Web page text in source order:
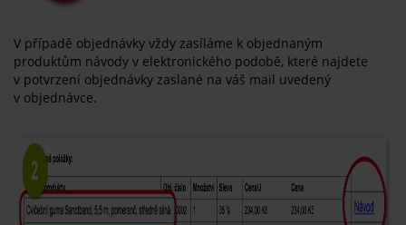
V případě objednávky vždy zasíláme k objednaným
produktům návody v elektronického podobě, které najdete
v potvrzení objednávky zaslané na váš mail uvedený
v objednávce.